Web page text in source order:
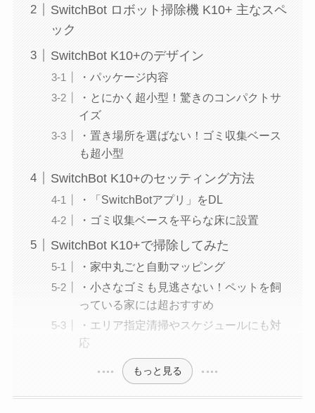
SwitchBot ロボット掃除機 K10+ 主なスペ
ック
SwitchBot K10+のデザイン
・パッケージ内容
・とにかく超小型！驚きのコンパクトサ
イズ
・置き場所を選ばない！ゴミ収集ベース
も超小型
SwitchBot K10+のセッティング方法
・「SwitchBotアプリ」をDL
・ゴミ収集ベースを平らな床に設置
SwitchBot K10+で掃除してみた
・家中丸ごと自動マッピング
・小さなゴミも見逃さない！ペットを飼
っている家には超おすすめ
・エリア指定清掃やスケジュールにも対
応
もっと見る